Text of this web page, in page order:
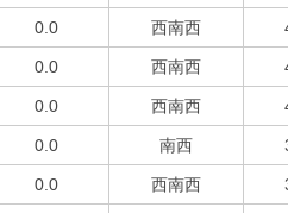
0.0 西南西
0.0 西南西
0.0 西南西
0.0 南西
0.0 西南西